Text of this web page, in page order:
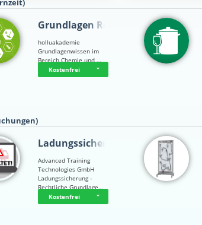
Grundlagen Rein…
holluakademie
Grundlagenwissen im
Bereich Chemie und …
Kostenfrei
Ladungssicherung
Advanced Training
Technologies GmbH
Ladungssicherung -
Rechtliche Grundlage…
Kostenfrei